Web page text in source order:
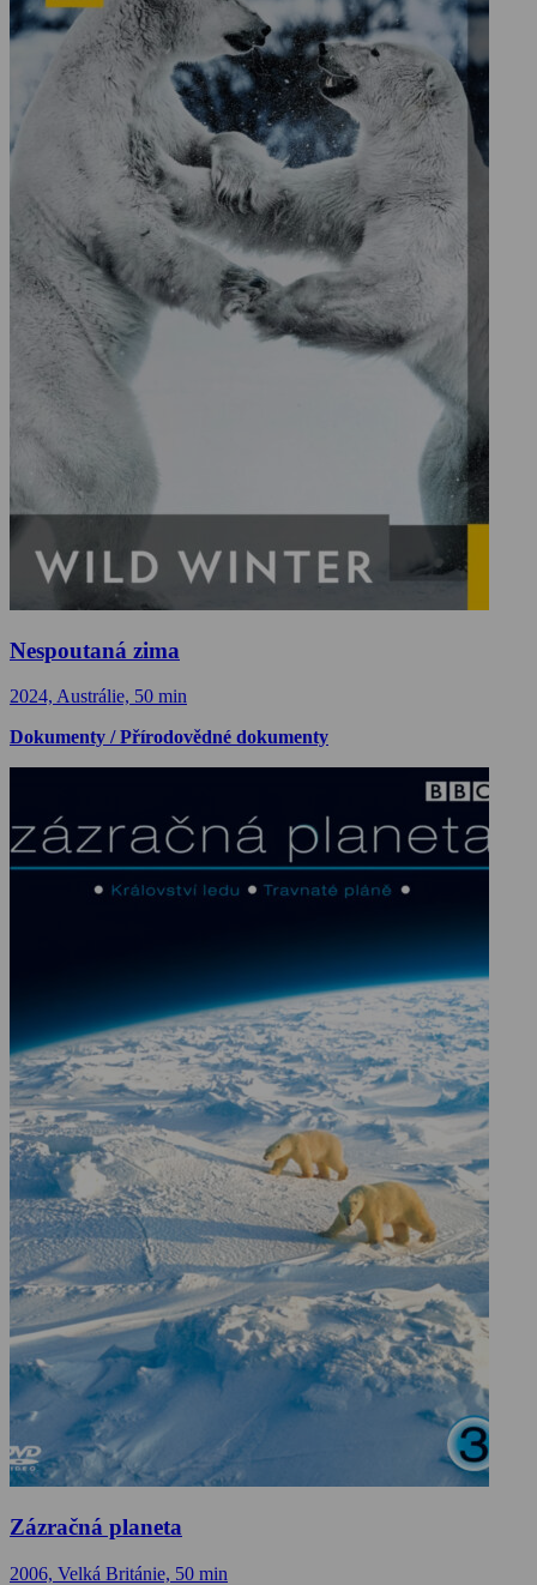
Nespoutaná zima
2024, Austrálie, 50 min
Dokumenty / Přírodovědné dokumenty
Zázračná planeta
2006, Velká Británie, 50 min